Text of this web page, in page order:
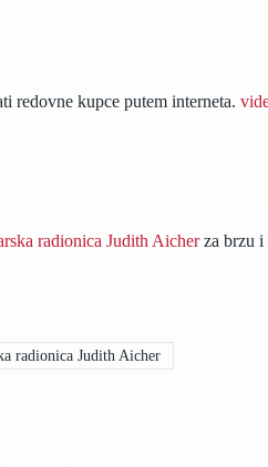
redovne kupce putem interneta.
radionica Judith Aicherza brzu i
radionica Judith Aicher